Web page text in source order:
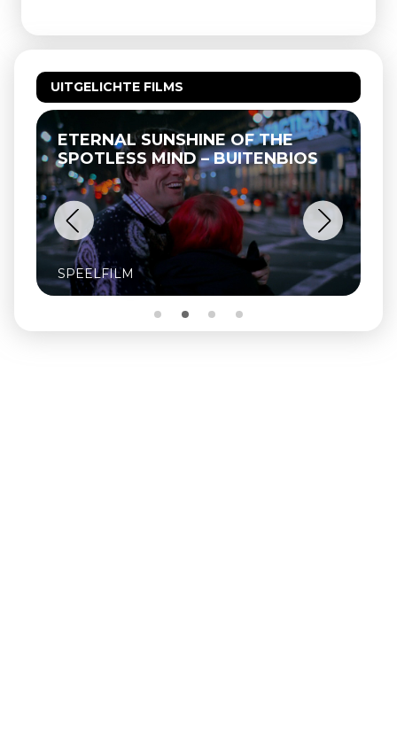
UITGELICHTE FILMS
ETERNAL SUNSHINE OF THE
SPOTLESS MIND – BUITENBIOS
SPEELFILM